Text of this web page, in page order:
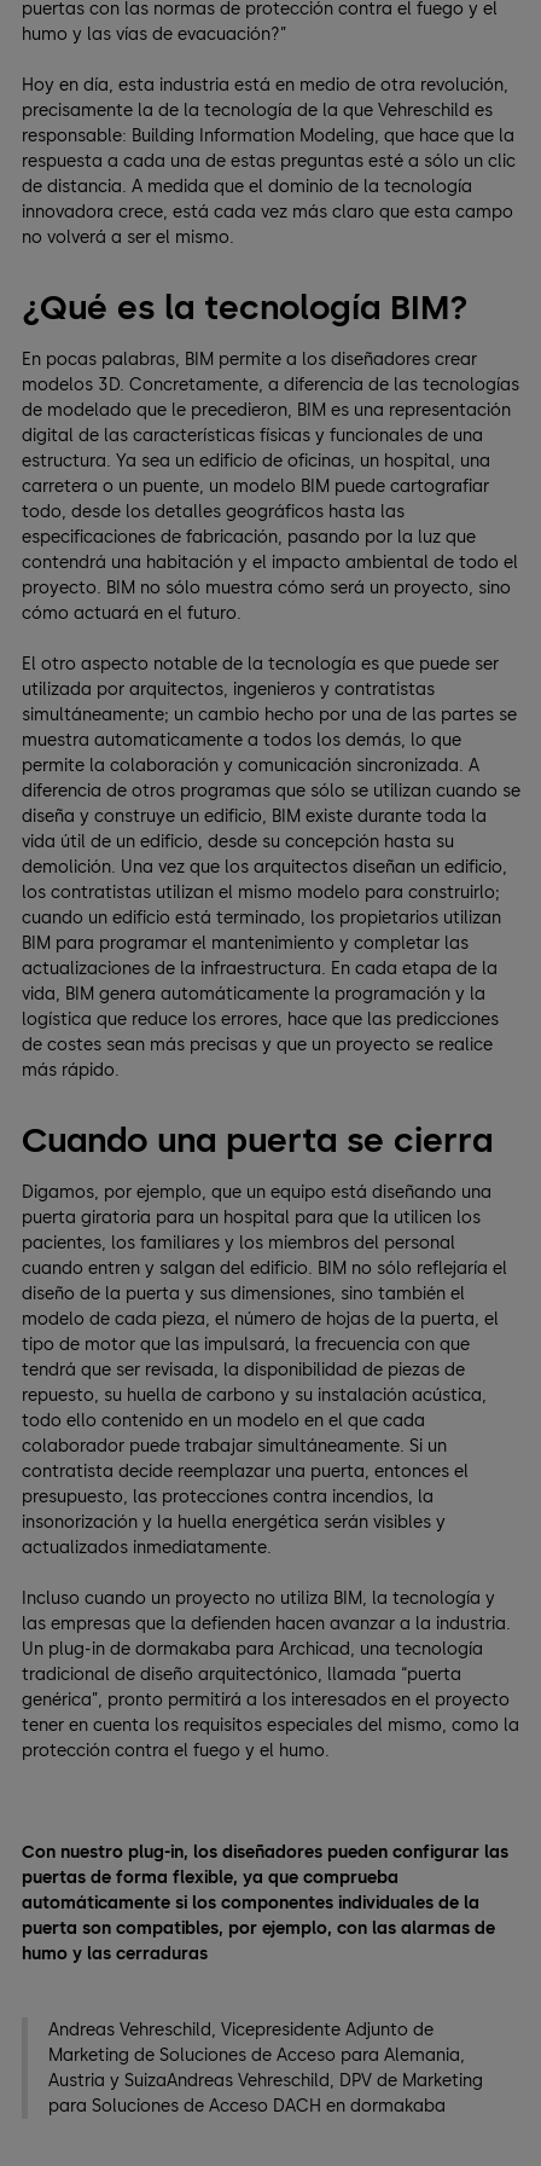
puertas con las normas de protección contra el fuego y el
humo y las vías de evacuación?”
Hoy en día, esta industria está en medio de otra revolución,
precisamente la de la tecnología de la que Vehreschild es
responsable: Building Information Modeling, que hace que la
respuesta a cada una de estas preguntas esté a sólo un clic
de distancia. A medida que el dominio de la tecnología
innovadora crece, está cada vez más claro que esta campo
no volverá a ser el mismo.
¿Qué es la tecnología BIM?
En pocas palabras, BIM permite a los diseñadores crear
modelos 3D. Concretamente, a diferencia de las tecnologías
de modelado que le precedieron, BIM es una representación
digital de las características físicas y funcionales de una
estructura. Ya sea un edificio de oficinas, un hospital, una
carretera o un puente, un modelo BIM puede cartografiar
todo, desde los detalles geográficos hasta las
especificaciones de fabricación, pasando por la luz que
contendrá una habitación y el impacto ambiental de todo el
proyecto. BIM no sólo muestra cómo será un proyecto, sino
cómo actuará en el futuro.
El otro aspecto notable de la tecnología es que puede ser
utilizada por arquitectos, ingenieros y contratistas
simultáneamente; un cambio hecho por una de las partes se
muestra automaticamente a todos los demás, lo que
permite la colaboración y comunicación sincronizada. A
diferencia de otros programas que sólo se utilizan cuando se
diseña y construye un edificio, BIM existe durante toda la
vida útil de un edificio, desde su concepción hasta su
demolición. Una vez que los arquitectos diseñan un edificio,
los contratistas utilizan el mismo modelo para construirlo;
cuando un edificio está terminado, los propietarios utilizan
BIM para programar el mantenimiento y completar las
actualizaciones de la infraestructura. En cada etapa de la
vida, BIM genera automáticamente la programación y la
logística que reduce los errores, hace que las predicciones
de costes sean más precisas y que un proyecto se realice
más rápido.
Cuando una puerta se cierra
Digamos, por ejemplo, que un equipo está diseñando una
puerta giratoria para un hospital para que la utilicen los
pacientes, los familiares y los miembros del personal
cuando entren y salgan del edificio. BIM no sólo reflejaría el
diseño de la puerta y sus dimensiones, sino también el
modelo de cada pieza, el número de hojas de la puerta, el
tipo de motor que las impulsará, la frecuencia con que
tendrá que ser revisada, la disponibilidad de piezas de
repuesto, su huella de carbono y su instalación acústica,
todo ello contenido en un modelo en el que cada
colaborador puede trabajar simultáneamente. Si un
contratista decide reemplazar una puerta, entonces el
presupuesto, las protecciones contra incendios, la
insonorización y la huella energética serán visibles y
actualizados inmediatamente.
Incluso cuando un proyecto no utiliza BIM, la tecnología y
las empresas que la defienden hacen avanzar a la industria.
Un plug-in de dormakaba para Archicad, una tecnología
tradicional de diseño arquitectónico, llamada “puerta
genérica”, pronto permitirá a los interesados en el proyecto
tener en cuenta los requisitos especiales del mismo, como la
protección contra el fuego y el humo.
Con nuestro plug-in, los diseñadores pueden configurar las
puertas de forma flexible, ya que comprueba
automáticamente si los componentes individuales de la
puerta son compatibles, por ejemplo, con las alarmas de
humo y las cerraduras
Andreas Vehreschild, Vicepresidente Adjunto de
Marketing de Soluciones de Acceso para Alemania,
Austria y SuizaAndreas Vehreschild, DPV de Marketing
para Soluciones de Acceso DACH en dormakaba